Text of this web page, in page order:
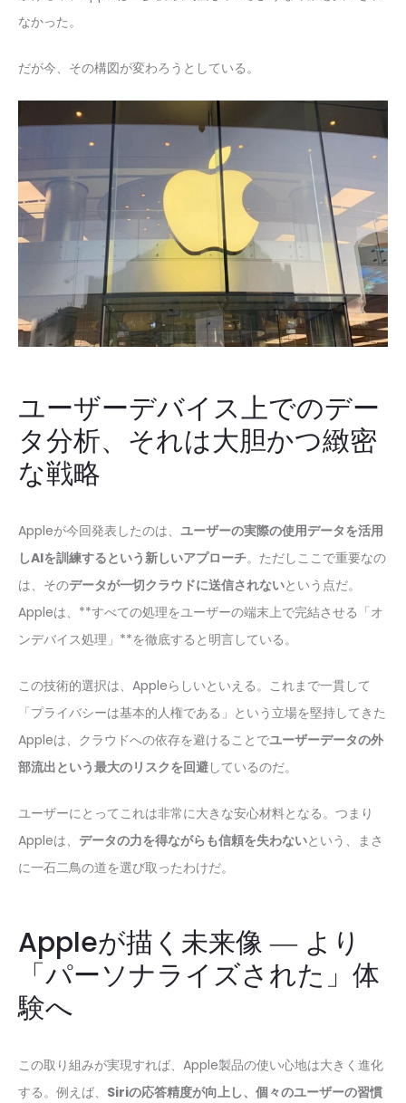
なかった。
だが今、その構図が変わろうとしている。
ユーザーデバイス上でのデー
タ分析、それは大胆かつ緻密
な戦略
Appleが今回発表したのは、 ユーザーの実際の使用データを活用
しAIを訓練するという新しいアプローチ。ただしここで重要なの
は、そのデータが一切クラウドに送信されないという点だ。
Appleは、**すべての処理をユーザーの端末上で完結させる「オ
ンデバイス処理」**を徹底すると明言している。
この技術的選択は、Appleらしいといえる。これまで一貫して
「プライバシーは基本的人権である」という立場を堅持してきた
Appleは、クラウドへの依存を避けることでユーザーデータの外
部流出という最大のリスクを回避しているのだ。
ユーザーにとってこれは非常に大きな安心材料となる。つまり
Appleは、 データの力を得ながらも信頼を失わないという、まさ
に一石二鳥の道を選び取ったわけだ。
Appleが描く未来像 ― より
「パーソナライズされた」体
験へ
この取り組みが実現すれば、Apple製品の使い心地は大きく進化
する。例えば、 Siriの応答精度が向上し、個々のユーザーの習慣